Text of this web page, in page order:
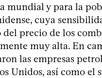
mundial y para la
cuya
del precio de los
muy alta. En
las empresas
Unidos, así como el